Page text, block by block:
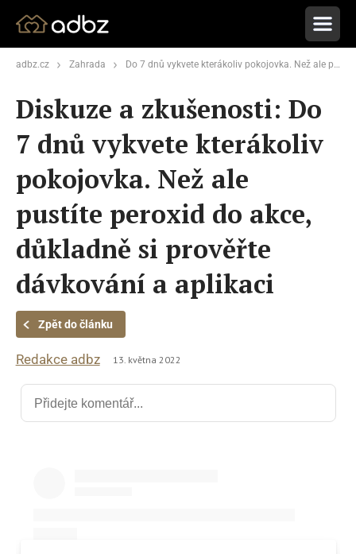
adbz.cz Zahrada Do 7 dnů vykvete kterákoliv pokojovka. Než ale pustíte peroxid do akce, důkladně si prověřte dávkování a aplikaci
Diskuze a zkušenosti: Do
7 dnů vykvete kterákoliv
pokojovka. Než ale
pustíte peroxid do akce,
důkladně si prověřte
dávkování a aplikaci
Zpět do článku
Redakce adbz 13. května 2022